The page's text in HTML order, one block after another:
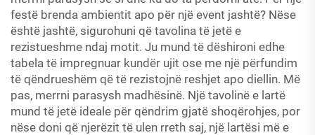
festë brenda ambientit apo për një event jashtë? Nëse
është jashtë, sigurohuni që tavolina të jetë e
rezistueshme ndaj motit. Ju mund të dëshironi edhe
tabela të impregnuar kundër ujit ose me një përfundim
të qëndrueshëm që të rezistojnë reshjet apo diellin. Më
pas, merrni parasysh madhësinë. Një tavolinë e lartë
mund të jetë ideale për qëndrim gjatë shoqërohjes, por
nëse doni që njerëzit të ulen rreth saj, një lartësi më e